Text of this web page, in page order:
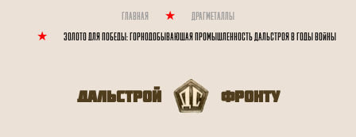
Главная
Драгметаллы
Золото для победы: горнодобывающая промышленность Дальстроя в годы войны
Дальстрой Фронту